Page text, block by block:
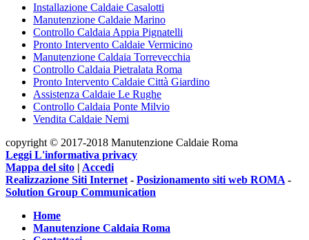
Installazione Caldaie Casalotti
Manutenzione Caldaie Marino
Controllo Caldaia Appia Pignatelli
Pronto Intervento Caldaie Vermicino
Manutenzione Caldaia Torrevecchia
Controllo Caldaia Pietralata Roma
Pronto Intervento Caldaie Città Giardino
Assistenza Caldaie Le Rughe
Controllo Caldaia Ponte Milvio
Vendita Caldaie Nemi
copyright © 2017-2018 Manutenzione Caldaie Roma
Leggi L'informativa privacy
Mappa del sito | Accedi
Realizzazione Siti Internet - Posizionamento siti web ROMA -
Solution Group Communication
Home
Manutenzione Caldaia Roma